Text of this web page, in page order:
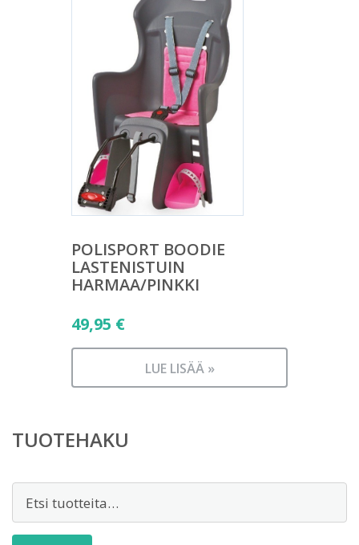
POLISPORT BOODIE
LASTENISTUIN
HARMAA/PINKKI
49,95 €
LUE LISÄÄ »
TUOTEHAKU